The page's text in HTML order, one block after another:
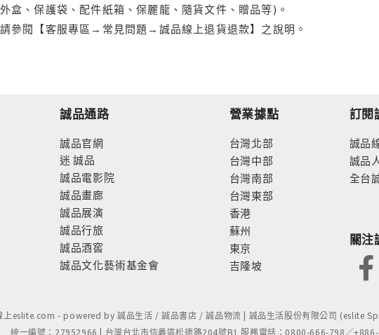
盒、保護袋、配件紙箱、保麗龍、隨貨文件、贈品等)。
參閱【客服專區→常見問題→誠品線上退貨退款】之說明。
誠品通路
誠品官網
迷 誠品
誠品電影院
誠品畫廊
誠品展演
誠品行旅
誠品酒窖
誠品文化藝術基金會
營業據點
台灣北部
台灣中部
台灣南部
台灣東部
香港
蘇州
東京
吉隆坡
訂閱
誠品
誠品
全台
關注
上eslite.com - powered by 誠品生活 / 誠品書店 / 誠品物流 | 誠品生活股份有限公司 (eslite
統一編號：27952966 | 台灣台北市信義區松德路204號B1 服務電話：0800-666-798／